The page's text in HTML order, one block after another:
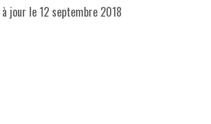
jour le12 septembre 2018